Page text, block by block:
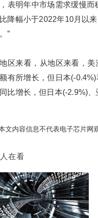
表明年中市场需求缓慢而
降幅小于2022年10月以
”
区来看，从地区来看，
有所增长，但日本(-
比增长，但日本(-2.9%)
本文内容信息不代表电子芯片网
在看